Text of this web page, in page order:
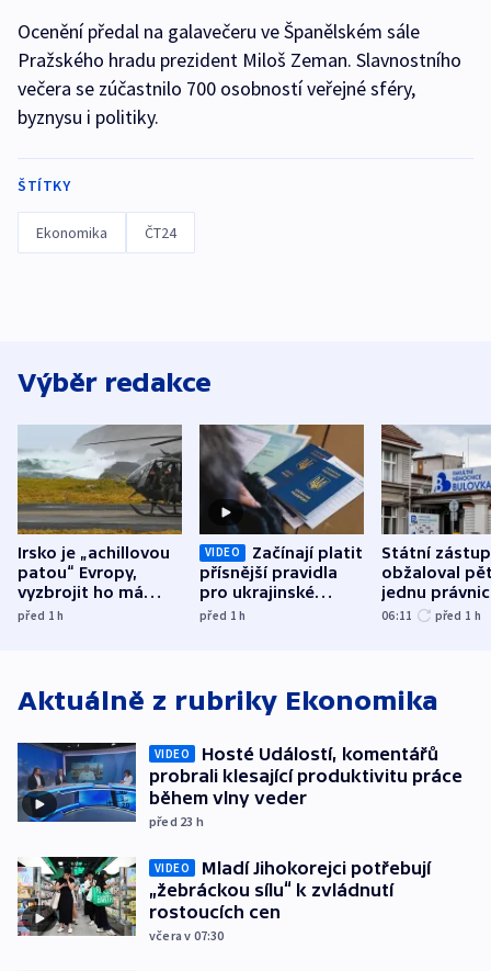
Ocenění předal na galavečeru ve Španělském sále
Pražského hradu prezident Miloš Zeman. Slavnostního
večera se zúčastnilo 700 osobností veřejné sféry,
byznysu i politiky.
ŠTÍTKY
Ekonomika ČT24
Výběr redakce
Irsko je „achillovou
patou“ Evropy,
vyzbrojit ho má
Francie
před 1h
VIDEO
Začínají platit
přísnější pravidla
pro ukrajinské
uprchlíky
před 1h
Státní
obžaloval
jednu
osobu v
06:11 před 1 h
Aktuálně z rubriky Ekonomika
VIDEO
Hosté Událostí, komentářů
probrali klesající produktivitu práce
během vlny veder
před 23 h
VIDEO
Mladí Jihokorejci potřebují
„žebráckou sílu“ k zvládnutí
rostoucích cen
včera v 07:30